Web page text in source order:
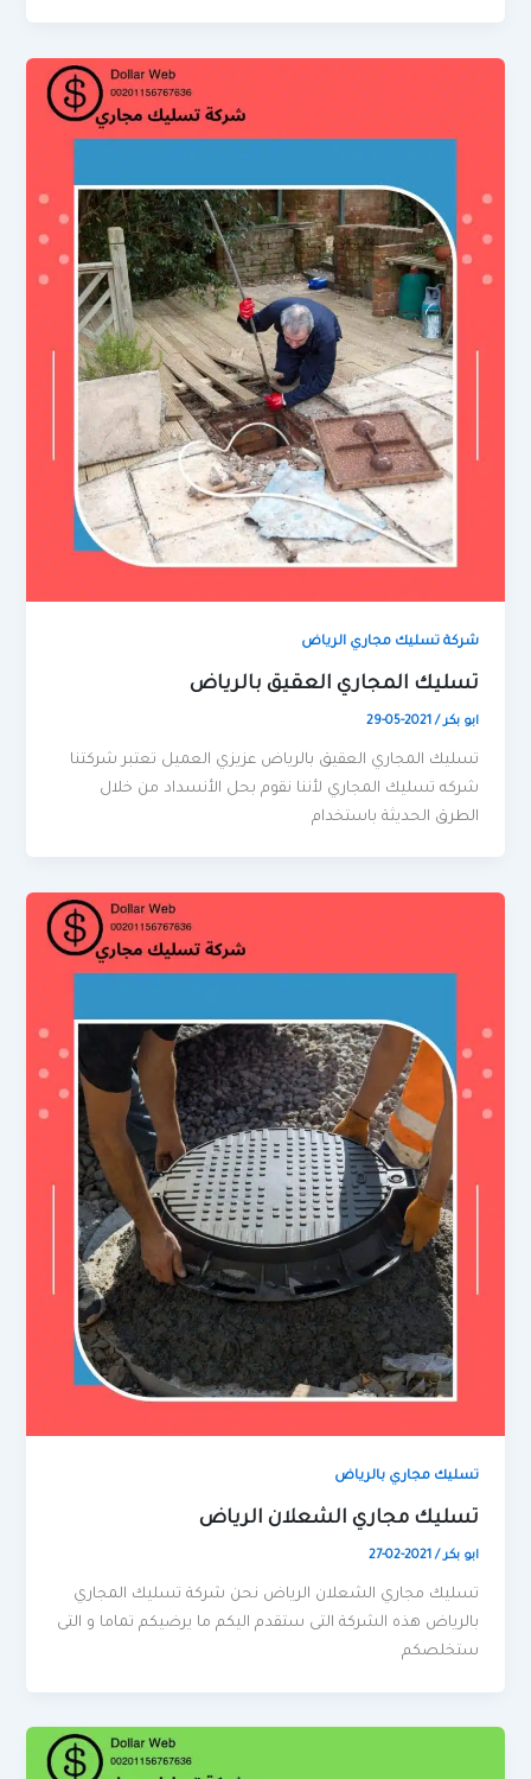
شركة تسليك مجاري الرياض
تسليك المجاري العقيق بالرياض
ابو بكر/
2021-05-29
تسليك المجاري العقيق بالرياض عزيزي العميل تعتبر شركتنا
شركه تسليك المجاري لأننا نقوم بحل الأنسداد من خلال
الطرق الحديثة باستخدام
تسليك مجاري بالرياض
تسليك مجاري الشعلان الرياض
ابو بكر/
2021-02-27
تسليك مجاري الشعلان الرياض نحن شركة تسليك المجاري
بالرياض هذه الشركة التى ستقدم اليكم ما يرضيكم تماما و التى
ستخلصكم